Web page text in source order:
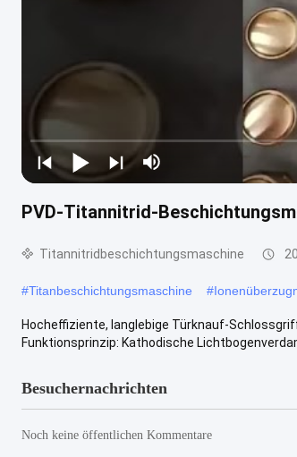
PVD-Titannitrid-
Titannitridbeschichtungsmaschine
#Titanbeschichtungsmaschine #
Hocheffiziente, langlebige Türknauf-
Funktionsprinzip: Kathodische
Besuchernachrichten
Noch keine öffentlichen Kommentare